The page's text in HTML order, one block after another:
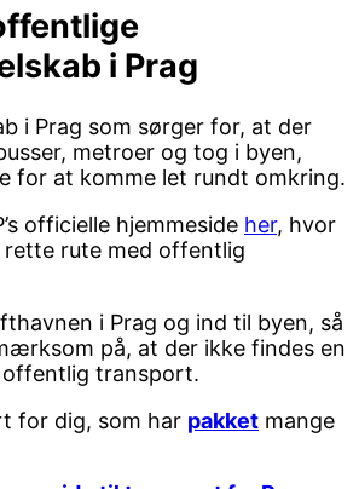
i Prag
i Prag som sørger for, at der
metroer og tog i byen,
for at komme let rundt omkring.
officielle hjemmeside her, hvor
rette rute med offentlig
i Prag og ind til byen, så
på, at der ikke findes en
transport.
for dig, som har pakket mange